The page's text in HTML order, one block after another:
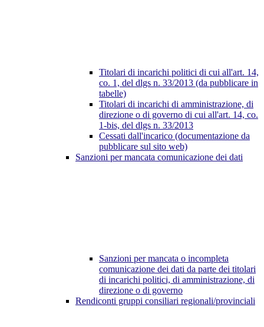
Titolari di incarichi politici di cui all'art. 14,
co. 1, del dlgs n. 33/2013 (da pubblicare in
tabelle)
Titolari di incarichi di amministrazione, di
direzione o di governo di cui all'art. 14, co.
1-bis, del dlgs n. 33/2013
Cessati dall'incarico (documentazione da
pubblicare sul sito web)
Sanzioni per mancata comunicazione dei dati
Sanzioni per mancata o incompleta
comunicazione dei dati da parte dei titolari
di incarichi politici, di amministrazione, di
direzione o di governo
Rendiconti gruppi consiliari regionali/provinciali